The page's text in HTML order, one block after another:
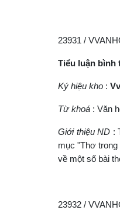
23931 /
Tiểu luận bình
Ký hiệu kho :
Từ khoá : Văn
Giới thiệu ND :
mục "Thơ
về một số bài
23932 /